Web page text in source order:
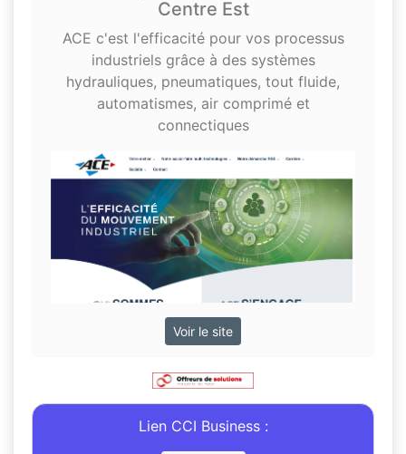
Centre Est
ACE c'est l'efficacité pour vos processus
industriels grâce à des systèmes
hydrauliques, pneumatiques, tout fluide,
automatismes, air comprimé et
connectiques
Voir le site
Lien CCI Business :